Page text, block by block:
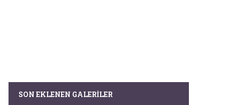
SON EKLENEN GALERILER